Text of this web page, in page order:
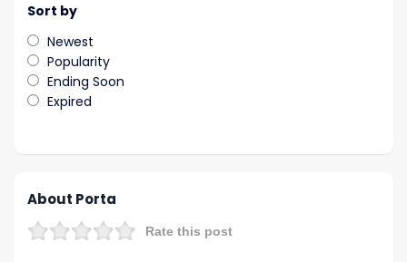
Sort by
Newest
Popularity
Ending Soon
Expired
About Porta
Rate this post